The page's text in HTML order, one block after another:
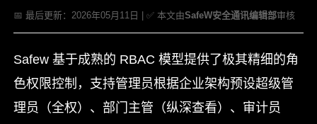
📅 最后更新：2026年05月11日 | ✅ 本文由SafeW安全通讯编辑部审核
Safew 基于成熟的 RBAC 模型提供了极其精细的角
色权限控制，支持管理员根据企业架构预设超级管
理员（全权）、部门主管（纵深查看）、审计员